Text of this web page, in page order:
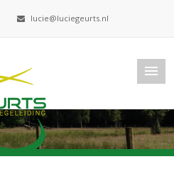
lucie@luciegeurts.nl